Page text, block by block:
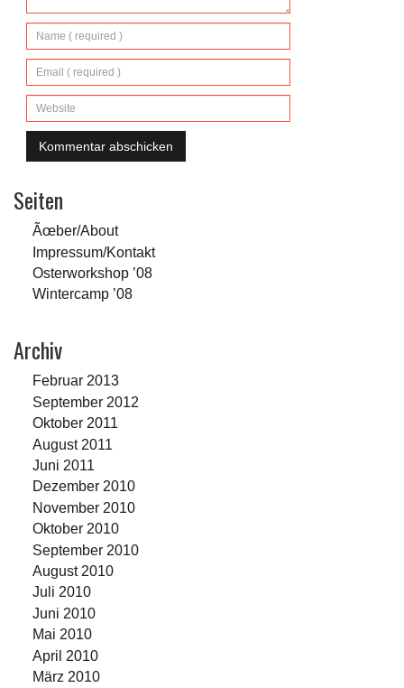
Seiten
Ãœber/About
Impressum/Kontakt
Osterworkshop ’08
Wintercamp ’08
Archiv
Februar 2013
September 2012
Oktober 2011
August 2011
Juni 2011
Dezember 2010
November 2010
Oktober 2010
September 2010
August 2010
Juli 2010
Juni 2010
Mai 2010
April 2010
März 2010